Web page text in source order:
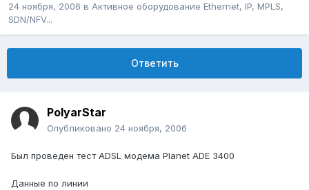
24 ноября, 2006 в Активное оборудование Ethernet, IP, MPLS,
SDN/NFV...
Ответить
PolyarStar
Опубликовано 24 ноября, 2006
Был проведен тест ADSL модема Planet ADE 3400
Данные по линии